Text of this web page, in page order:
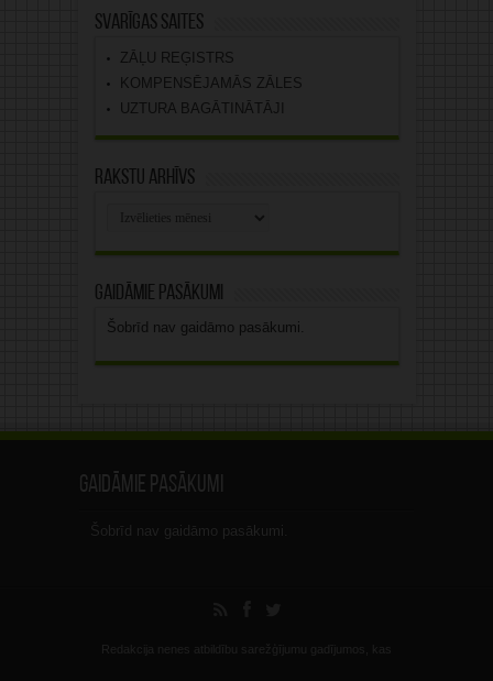
Svarīgas saites
ZĀĻU REĢISTRS
KOMPENSĒJAMĀS ZĀLES
UZTURA BAGĀTINĀTĀJI
Rakstu arhīvs
Gaidāmie pasākumi
Šobrīd nav gaidāmo pasākumi.
Gaidāmie pasākumi
Šobrīd nav gaidāmo pasākumi.
Redakcija nenes atbildību sarežģījumu gadījumos, kas